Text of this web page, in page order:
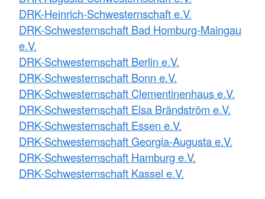
DRK-Heinrich-Schwesternschaft e.V.
DRK-Schwesternschaft Bad Homburg-Maingau
e.V.
DRK-Schwesternschaft Berlin e.V.
DRK-Schwesternschaft Bonn e.V.
DRK-Schwesternschaft Clementinenhaus e.V.
DRK-Schwesternschaft Elsa Brändström e.V.
DRK-Schwesternschaft Essen e.V.
DRK-Schwesternschaft Georgia-Augusta e.V.
DRK-Schwesternschaft Hamburg e.V.
DRK-Schwesternschaft Kassel e.V.